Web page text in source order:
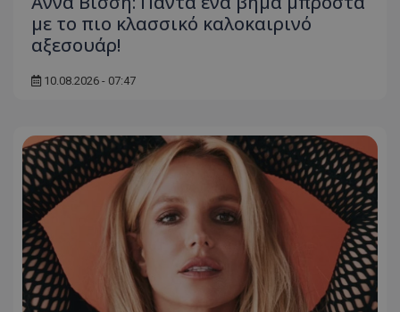
με το πιο κλασσικό καλοκαιρινό
αξεσουάρ!
10.08.2026 - 07:47